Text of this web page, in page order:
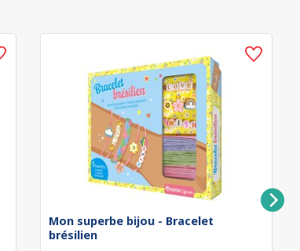
Mon superbe bijou - Bracelet
brésilien